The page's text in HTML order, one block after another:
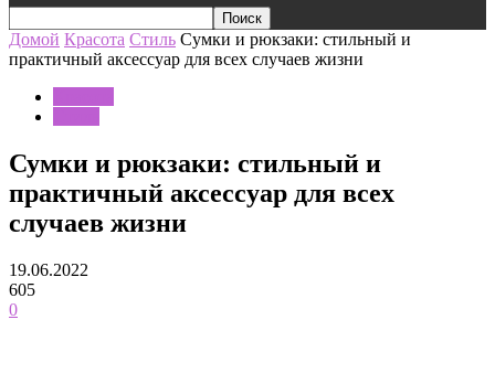
Домой Красота Стиль Сумки и рюкзаки: стильный и
практичный аксессуар для всех случаев жизни
Сумки и рюкзаки: стильный и
практичный аксессуар для всех
случаев жизни
19.06.2022
605
0